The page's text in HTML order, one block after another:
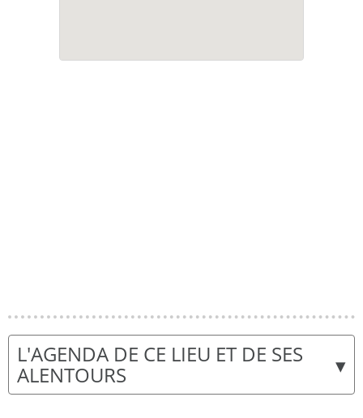
▾
L'AGENDA DE CE LIEU ET DE SES
ALENTOURS